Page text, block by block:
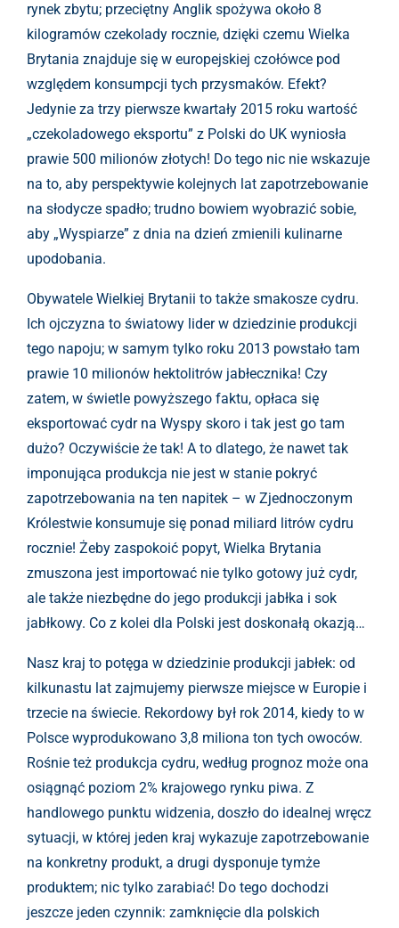
rynek zbytu; przeciętny Anglik spożywa około 8
kilogramów czekolady rocznie, dzięki czemu Wielka
Brytania znajduje się w europejskiej czołówce pod
względem konsumpcji tych przysmaków. Efekt?
Jedynie za trzy pierwsze kwartały 2015 roku wartość
„czekoladowego eksportu” z Polski do UK wyniosła
prawie 500 milionów złotych! Do tego nic nie wskazuje
na to, aby perspektywie kolejnych lat zapotrzebowanie
na słodycze spadło; trudno bowiem wyobrazić sobie,
aby „Wyspiarze” z dnia na dzień zmienili kulinarne
upodobania.
Obywatele Wielkiej Brytanii to także smakosze cydru.
Ich ojczyzna to światowy lider w dziedzinie produkcji
tego napoju; w samym tylko roku 2013 powstało tam
prawie 10 milionów hektolitrów jabłecznika! Czy
zatem, w świetle powyższego faktu, opłaca się
eksportować cydr na Wyspy skoro i tak jest go tam
dużo? Oczywiście że tak! A to dlatego, że nawet tak
imponująca produkcja nie jest w stanie pokryć
zapotrzebowania na ten napitek – w Zjednoczonym
Królestwie konsumuje się ponad miliard litrów cydru
rocznie! Żeby zaspokoić popyt, Wielka Brytania
zmuszona jest importować nie tylko gotowy już cydr,
ale także niezbędne do jego produkcji jabłka i sok
jabłkowy. Co z kolei dla Polski jest doskonałą okazją…
Nasz kraj to potęga w dziedzinie produkcji jabłek: od
kilkunastu lat zajmujemy pierwsze miejsce w Europie i
trzecie na świecie. Rekordowy był rok 2014, kiedy to w
Polsce wyprodukowano 3,8 miliona ton tych owoców.
Rośnie też produkcja cydru, według prognoz może ona
osiągnąć poziom 2% krajowego rynku piwa. Z
handlowego punktu widzenia, doszło do idealnej wręcz
sytuacji, w której jeden kraj wykazuje zapotrzebowanie
na konkretny produkt, a drugi dysponuje tymże
produktem; nic tylko zarabiać! Do tego dochodzi
jeszcze jeden czynnik: zamknięcie dla polskich